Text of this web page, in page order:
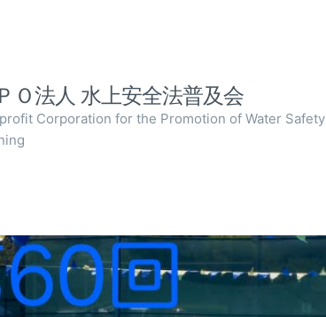
Ｏ法人 水上安全法普及会
Corporation for the Promotion of Water Safety